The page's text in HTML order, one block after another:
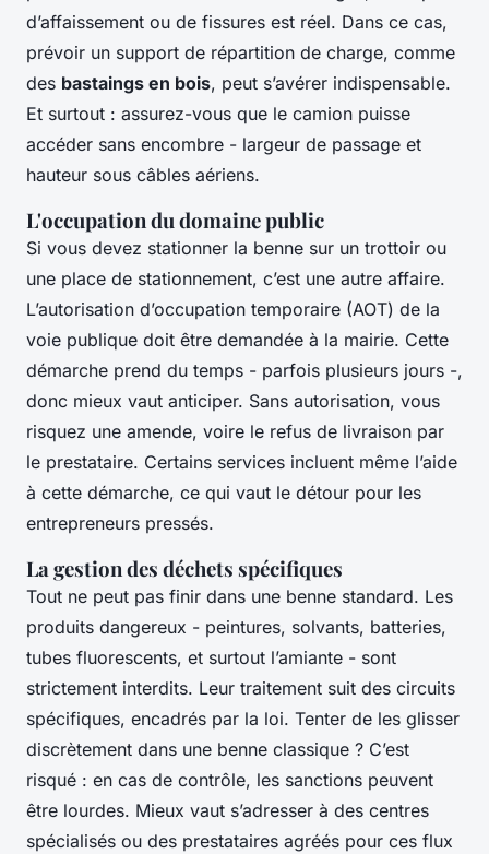
d’affaissement ou de fissures est réel. Dans ce cas,
prévoir un support de répartition de charge, comme
des bastaings en bois, peut s’avérer indispensable.
Et surtout : assurez-vous que le camion puisse
accéder sans encombre - largeur de passage et
hauteur sous câbles aériens.
L'occupation du domaine public
Si vous devez stationner la benne sur un trottoir ou
une place de stationnement, c’est une autre affaire.
L’autorisation d’occupation temporaire (AOT) de la
voie publique doit être demandée à la mairie. Cette
démarche prend du temps - parfois plusieurs jours -,
donc mieux vaut anticiper. Sans autorisation, vous
risquez une amende, voire le refus de livraison par
le prestataire. Certains services incluent même l’aide
à cette démarche, ce qui vaut le détour pour les
entrepreneurs pressés.
La gestion des déchets spécifiques
Tout ne peut pas finir dans une benne standard. Les
produits dangereux - peintures, solvants, batteries,
tubes fluorescents, et surtout l’amiante - sont
strictement interdits. Leur traitement suit des circuits
spécifiques, encadrés par la loi. Tenter de les glisser
discrètement dans une benne classique ? C’est
risqué : en cas de contrôle, les sanctions peuvent
être lourdes. Mieux vaut s’adresser à des centres
spécialisés ou des prestataires agréés pour ces flux